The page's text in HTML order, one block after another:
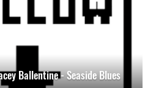
Ballentine - Seaside Blues